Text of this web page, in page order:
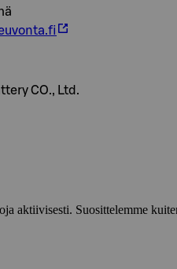
CO., Ltd.
aktiivisesti. Suosittelemme